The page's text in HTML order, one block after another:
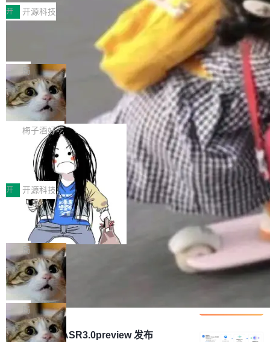
持续开源更多基于UCL-Engine的高性能通信组
件。 腾讯网平团队在UCL-MPComm中实现了一
个独立于业务线程的全局通信引擎（Engine），
经开始引入 AI Coding 工具，通过调用公有云模
型或企业内部部署模型提升研发效率。但随着 AI
Coding 从个人辅助工具逐步走向团队级、组织
级应用，企业在规模化落地过程中，对安全性、
可控性和代码质量提出了更高要求。 首先是数据
安全与合规要求。对于大多数普通研发场景，公
有云模型能够满足快速试用和效率提升的需求。
但对于金融、能源、医疗等对数据安全要求较...
智能应用典型案例名单》，集中展示人工智能在
各领域的应用成果，覆盖技术底座、行业赋能、
产品应用、支撑保障、专题等五大方向。深信服
AI算力网关（AI创新平台）成功入选！ 随着各行
各业的Agent走向规模化建设，算力构成形态逐
渐丰富，用户关注的重点也在发生变化：不只是
让AI用起来，还要进一步看清混合算力时代下，
Token花在哪里、算力是否被充分利用，以及持
续增长的AI成本该如何优化。 深信服AI算力网关
正是围绕这些实际问题，从Token治理和成本治
理两个方面，让用户的每一份算力都看得清、管
得住、用得稳、省得下、更安全！ 一、从现在开
始，Token使用一目...
开 开源科技
Jeff Dean 离开 Google：一个时代的结
束，一个实验室的开始
Google 员工编号 20。MapReduce 作者之一。
Bigtable 作者之一。TensorFlow 的作者之一。
Gemini 的架构师。Google 首席科学家。 Jeff D
ean 在 Google 工作了 27 年后，宣布离职。 他
不是一个人走。一同离开的还有 Sanjay Ghema
wat（Google 员工编号 23，Jeff Dean 二十多
年的编程搭档，MapReduce 和 Bigtable 的共同
作者）、Quoc Le（Google 大脑核心成员，Se
q2Seq 和 DocAI 的共同发明人）以及 Oriol Vin
yals（Gemini 联合负责人，AlphaSta...
局
🔥 SolonCode v2026.8.4 发布：界面
字体可调、22 种语言、记忆搜索增强
打开终端就能上岗的全中文编码智能体，这一轮
把「看得清、用母语、记得住」三件事一次补
齐。 SolonCode 是什么 SolonCode 是杭州无
耳科技研发的企业级终端编码智能体——一位全
中文驱动的数字员工，自主理解需求、规划步
骤、编写代码。不挑模型、不挑平台，curl 一行
装完即用。 开源地址：Gitee · GitCode · GitHu
b 安装 支持 Java 8+（8~26）、macOS / Linu
x / Windows / Harmony PC。 # macOS / Linu
x / Harmony PC curl -fsSL https://solon.noea
r.org/solon...
梅子酒好吃
让“代码语义理解”深度释放AI Coding
价值潜能：华为云码道（CodeArts）
代码仓技术解析
一、代码仓深度理解技术的作用与价值 在软件工
程实践中，代码仓是企业核心知识资产的主要载
体。企业级代码仓库通常包含数十万乃至数百万
个文件，其规模远超单次模型调用可承载的上下
文窗口。随着项目规模的持续扩张与代码历史的
不断累积，代码仓中的模块关系、接口契约、业
务逻辑等关键信息往往分散于数十乃至数百个文
件之中，形成高度复杂的知识关联网络。传统的
代码检索手段（如关键词匹配、目录遍历）仅能
在语法层面完成文本定位，难以触及代码的语义
内涵与结构关联，导致开发者使用代码智能体在
理解大规模代码仓时面临显著"代码仓理解"瓶
开 开源科技
一条“删库”命令跑 17 小时，算法工程
师删光 89TB 数据只为干私活
最高人民检察院8月4日公布了一起案件：北京一
名90后算法工程师王某，为了给自己接的私活腾
服务器空间，删光了公司AI游戏部门的全部核心
数据。 王某2024年1月入职东城区某科技公司AI
短剧部门，有互联网大厂背景。在公司内部架构
调整期间，部门三次通知全员将数据从A集群迁
移到B集群，王某都回复了"收到"。 他没有迁移
数据。2024年9月3日下午4点，他使用此前登录
局
Cloudflare 分享推理优化实践：KV ca
che 量化 + 权重压缩，吞吐量提升 4
1%，成本降 30%
Kimi 和 GLM 是当前最强的大模型系列之一，但
它们有一个共同的问题：太吃显存了。月之暗面
的 Kimi K 系列和智谱的 GLM 都是长上下文、M
oE 架构的大模型，好用到让人上瘾，但 GPU 显
局
腾讯混元 Hy ASR3.0preview 发布